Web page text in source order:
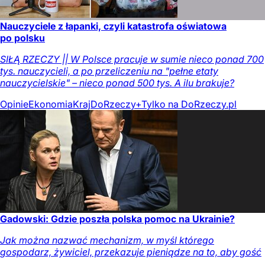
Nauczyciele z łapanki, czyli katastrofa oświatowa
po polsku
SIŁĄ RZECZY || W Polsce pracuje w sumie nieco ponad 700
tys. nauczycieli, a po przeliczeniu na "pełne etaty
nauczycielskie" – nieco ponad 500 tys. A ilu brakuje?
OpinieEkonomiaKrajDoRzeczy+Tylko na DoRzeczy.pl
Gadowski: Gdzie poszła polska pomoc na Ukrainie?
Jak można nazwać mechanizm, w myśl którego
gospodarz, żywiciel, przekazuje pieniądze na to, aby gość